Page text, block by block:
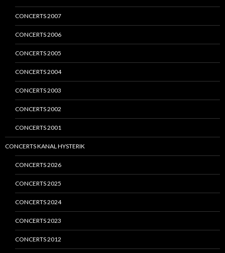
CONCERTS 2007
CONCERTS 2006
CONCERTS 2005
CONCERTS 2004
CONCERTS 2003
CONCERTS 2002
CONCERTS 2001
CONCERTS KANAL HYSTERIK
CONCERTS 2026
CONCERTS 2025
CONCERTS 2024
CONCERTS 2023
CONCERTS 2012